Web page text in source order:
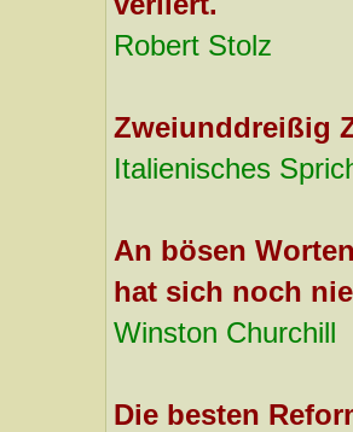
Robert Stolz
Zweiunddreißig
Italienisches
An bösen
hat sich noch
Winston Churchill
Die besten